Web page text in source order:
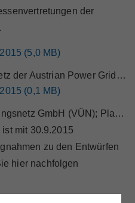
der
(5,0 MB)
für das Übertragungsnetz der Austrian Power Grid AG (APG), Planungszeitraum: 2016 - 2025, Planungsstand: 31. August 2015, Konsultationspapier
(0,1 MB)
Vorarlberger Übertragungsnetz GmbH (VÜN); Planungszeitraum 2016-2025, Planungsstand: 1. August 2015, Konsultationspapier
mit 30.9.2015
zu den Entwürfen
hier nachfolgen